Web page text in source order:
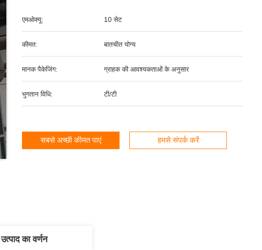
एमओक्यू: 10 सेट
कीमत: बातचीत योग्य
मानक पैकेजिंग: ग्राहक की आवश्यकताओं के अनुसार
भुगतान विधि: टी/टी
सबसे अच्छी कीमत पाएं हमसे संपर्क करें
उत्पाद का वर्णन